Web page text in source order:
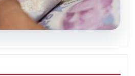
ne zaman yatacak?
emekli ikramiye